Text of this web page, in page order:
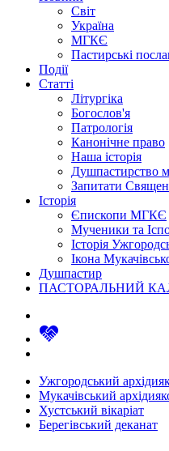
Світ
Україна
МГКЄ
Пастирські
Події
Статті
Літургіка
Богослов'я
Патрологія
Канонічне право
Наша історія
Душпастирство
Запитати
Історія
Єпископи МГКЄ
Мученики та
Історія
Ікона
Душпастир
ПАСТОРАЛЬНИЙ
Ужгородський
Мукачівський
Хустський вікаріат
Берегівський деканат